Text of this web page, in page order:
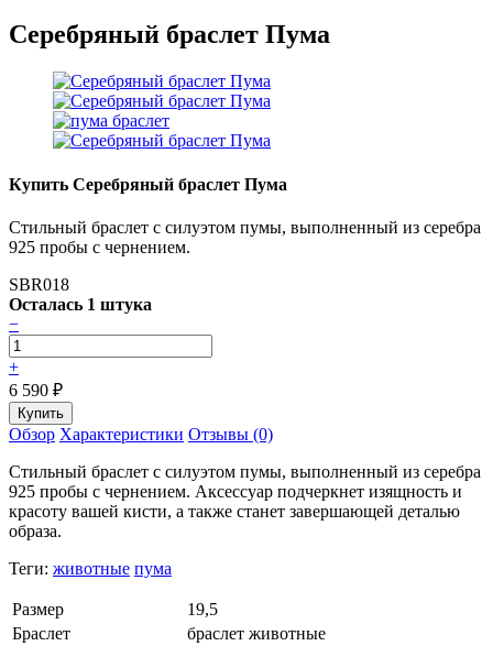
Серебряный браслет Пума
Купить Серебряный браслет Пума
Стильный браслет с силуэтом пумы, выполненный из серебра
925 пробы с чернением.
SBR018
Осталась 1 штука
−
+
6 590 ₽
Обзор Характеристики Отзывы (0)
Стильный браслет с силуэтом пумы, выполненный из серебра
925 пробы с чернением. Аксессуар подчеркнет изящность и
красоту вашей кисти, а также станет завершающей деталью
образа.
Теги: животные пума
Размер
19,5
Браслет
браслет животные